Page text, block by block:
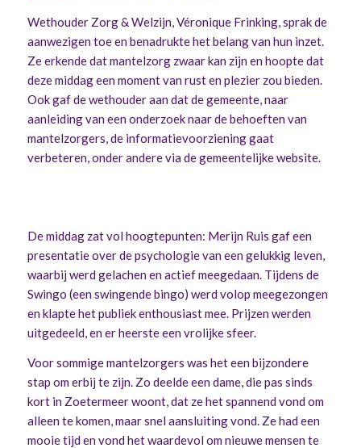
Wethouder Zorg & Welzijn, Véronique Frinking, sprak de
aanwezigen toe en benadrukte het belang van hun inzet.
Ze erkende dat mantelzorg zwaar kan zijn en hoopte dat
deze middag een moment van rust en plezier zou bieden.
Ook gaf de wethouder aan dat de gemeente, naar
aanleiding van een onderzoek naar de behoeften van
mantelzorgers, de informatievoorziening gaat
verbeteren, onder andere via de gemeentelijke website.
De middag zat vol hoogtepunten: Merijn Ruis gaf een
presentatie over de psychologie van een gelukkig leven,
waarbij werd gelachen en actief meegedaan. Tijdens de
Swingo (een swingende bingo) werd volop meegezongen
en klapte het publiek enthousiast mee. Prijzen werden
uitgedeeld, en er heerste een vrolijke sfeer.
Voor sommige mantelzorgers was het een bijzondere
stap om erbij te zijn. Zo deelde een dame, die pas sinds
kort in Zoetermeer woont, dat ze het spannend vond om
alleen te komen, maar snel aansluiting vond. Ze had een
mooie tijd en vond het waardevol om nieuwe mensen te